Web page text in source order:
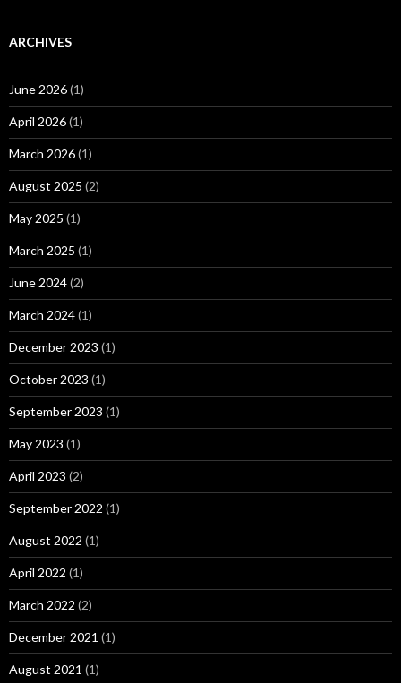
ARCHIVES
June 2026(1)
April 2026(1)
March 2026(1)
August 2025 (2)
May 2025 (1)
March 2025 (1)
June 2024(2)
March 2024(1)
December 2023 (1)
October 2023 (1)
September 2023 (1)
May 2023 (1)
April 2023 (2)
September 2022 (1)
August 2022 (1)
April 2022 (1)
March 2022 (2)
December 2021 (1)
August 2021 (1)